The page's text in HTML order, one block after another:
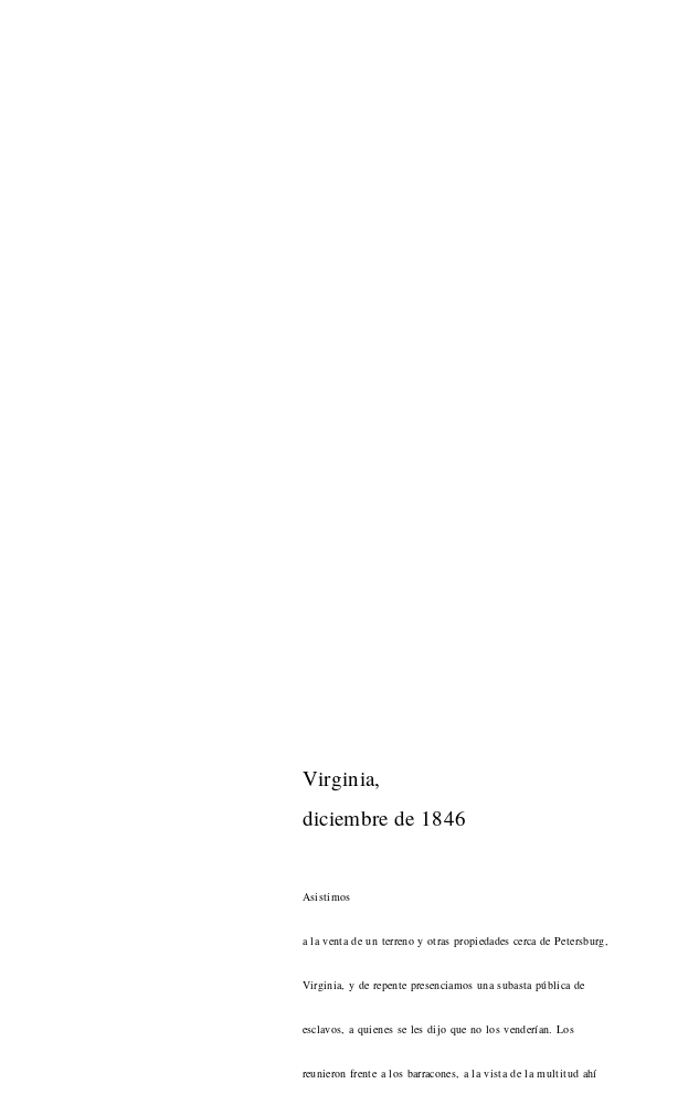
Virginia,
diciembre de 1846
Asistimos
a la venta de un terreno y otras propiedades cerca de Petersburg,
Virginia, y de repente presenciamos una subasta pública de
esclavos, a quienes se les dijo que no los venderían. Los
reunieron frente a los barracones, a la vista de la multitud ahí